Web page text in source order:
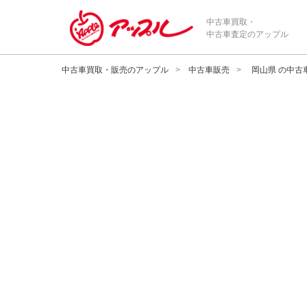
中古車買取・
中古車査定のアップル
中古車買取・販売のアップル 中古車販売 岡山県 の中古